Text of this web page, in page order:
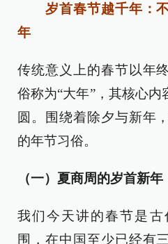
岁首春节越千年：
年
传统意义上的春节以年
俗称为“大年”，其核心内
圆。围绕着除夕与新年
的年节习俗。
（一）夏商周的岁首新年
我们今天讲的春节是
围，在中国至少已经有